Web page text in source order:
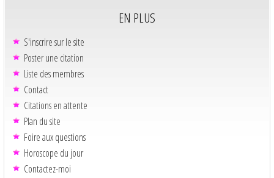
EN PLUS
S'inscrire sur le site
Poster une citation
Liste des membres
Contact
Citations en attente
Plan du site
Foire aux questions
Horoscope du jour
Contactez-moi